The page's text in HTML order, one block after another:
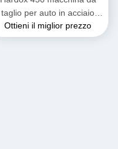
taglio per auto in acciaio
indurito YS200
Ottieni il miglior prezzo